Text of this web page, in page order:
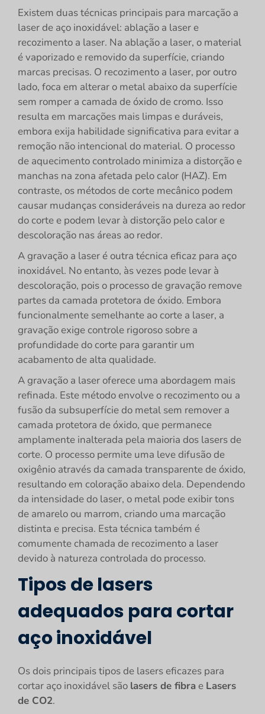
Existem duas técnicas principais para marcação a
laser de aço inoxidável: ablação a laser e
recozimento a laser. Na ablação a laser, o material
é vaporizado e removido da superfície, criando
marcas precisas. O recozimento a laser, por outro
lado, foca em alterar o metal abaixo da superfície
sem romper a camada de óxido de cromo. Isso
resulta em marcações mais limpas e duráveis,
embora exija habilidade significativa para evitar a
remoção não intencional do material. O processo
de aquecimento controlado minimiza a distorção e
manchas na zona afetada pelo calor (HAZ). Em
contraste, os métodos de corte mecânico podem
causar mudanças consideráveis na dureza ao redor
do corte e podem levar à distorção pelo calor e
descoloração nas áreas ao redor.
A gravação a laser é outra técnica eficaz para aço
inoxidável. No entanto, às vezes pode levar à
descoloração, pois o processo de gravação remove
partes da camada protetora de óxido. Embora
funcionalmente semelhante ao corte a laser, a
gravação exige controle rigoroso sobre a
profundidade do corte para garantir um
acabamento de alta qualidade.
A gravação a laser oferece uma abordagem mais
refinada. Este método envolve o recozimento ou a
fusão da subsuperfície do metal sem remover a
camada protetora de óxido, que permanece
amplamente inalterada pela maioria dos lasers de
corte. O processo permite uma leve difusão de
oxigênio através da camada transparente de óxido,
resultando em coloração abaixo dela. Dependendo
da intensidade do laser, o metal pode exibir tons
de amarelo ou marrom, criando uma marcação
distinta e precisa. Esta técnica também é
comumente chamada de recozimento a laser
devido à natureza controlada do processo.
Tipos de lasers
adequados para cortar
aço inoxidável
Os dois principais tipos de lasers eficazes para
cortar aço inoxidável são lasers de fibra e Lasers
de CO2.